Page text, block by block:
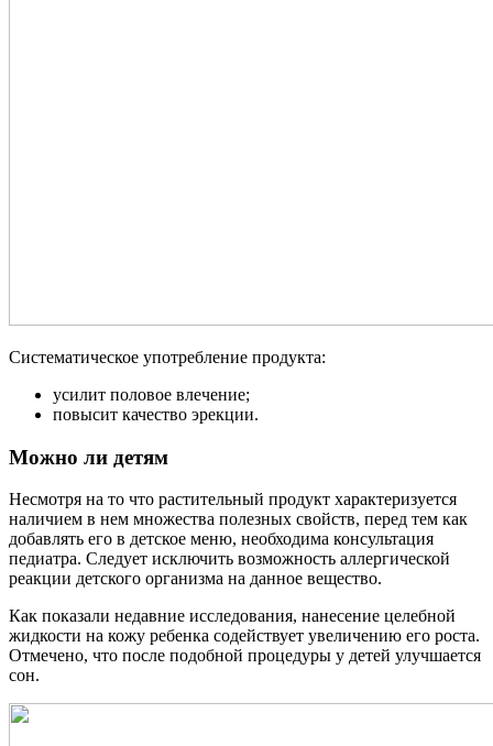
Систематическое употребление продукта:
усилит половое влечение;
повысит качество эрекции.
Можно ли детям
Несмотря на то что растительный продукт характеризуется
наличием в нем множества полезных свойств, перед тем как
добавлять его в детское меню, необходима консультация
педиатра. Следует исключить возможность аллергической
реакции детского организма на данное вещество.
Как показали недавние исследования, нанесение целебной
жидкости на кожу ребенка содействует увеличению его роста.
Отмечено, что после подобной процедуры у детей улучшается
сон.